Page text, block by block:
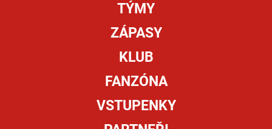
TÝMY
ZÁPASY
KLUB
FANZÓNA
VSTUPENKY